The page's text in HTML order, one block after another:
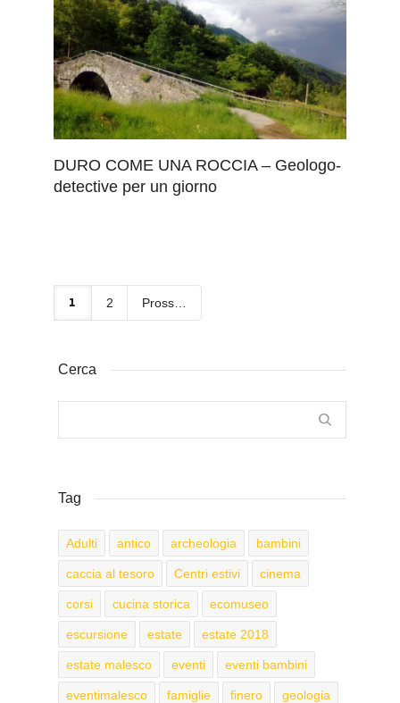
DURO COME UNA ROCCIA – Geologo-
detective per un giorno
1 2 Prossimo
Cerca
Tag
Adulti antico archeologia bambini
caccia al tesoro Centri estivi cinema
corsi cucina storica ecomuseo
escursione estate estate 2018
estate malesco eventi eventi bambini
eventimalesco famiglie finero geologia